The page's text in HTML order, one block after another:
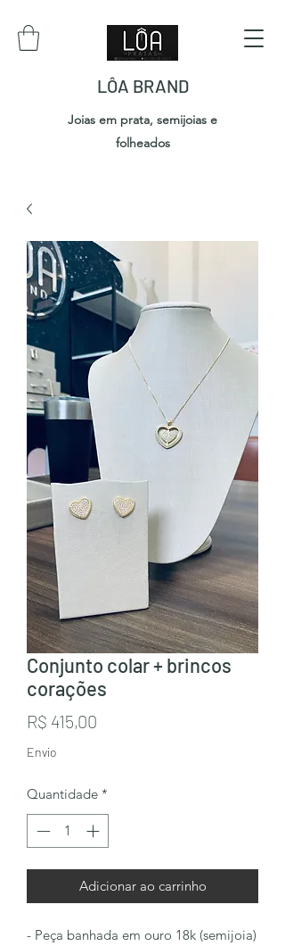
LÔA BRAND
Joias em prata, semijoias e
folheados
Conjunto colar + brincos
corações
R$ 415,00
Envio
Quantidade *
Adicionar ao carrinho
- Peça banhada em ouro 18k (semijoia)